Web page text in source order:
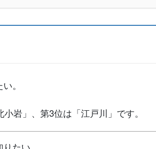
。
岩」、第3位は「江戸川」です。